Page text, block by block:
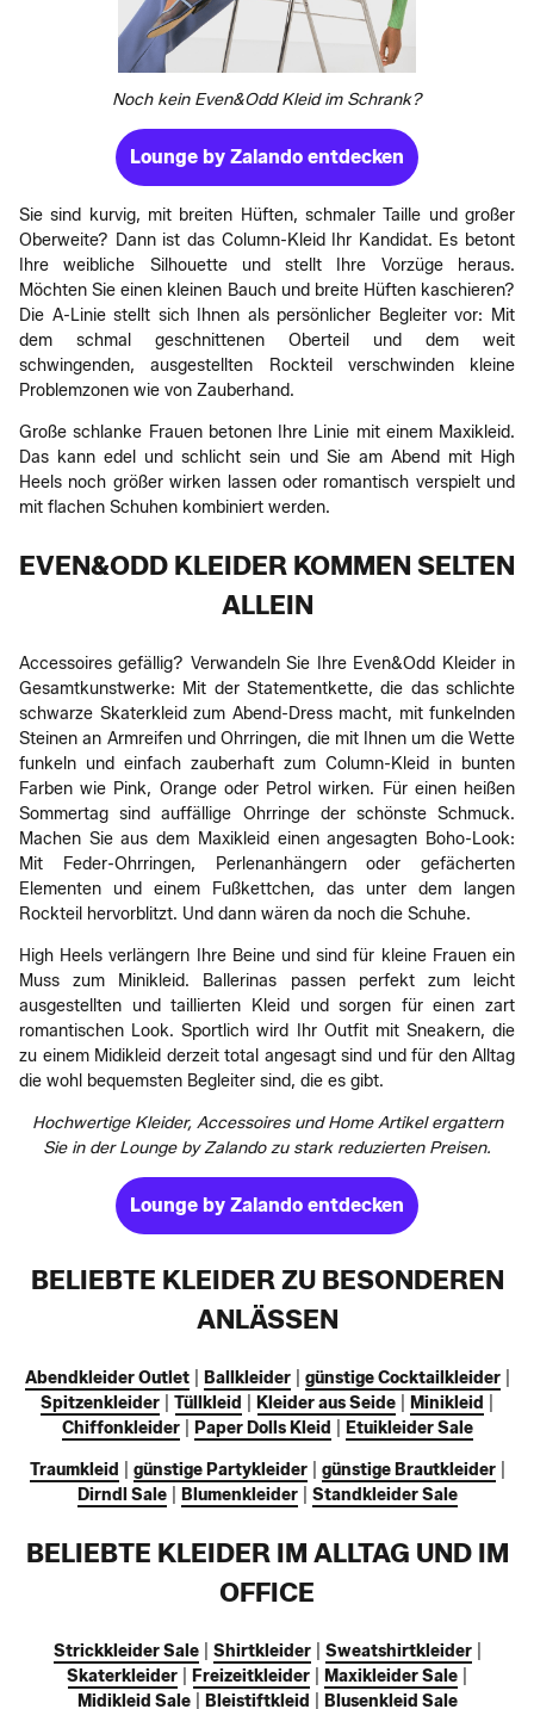
Noch kein Even&Odd Kleid im Schrank?
Lounge by Zalando entdecken
Sie sind kurvig, mit breiten Hüften, schmaler Taille und großer
Oberweite? Dann ist das Column-Kleid Ihr Kandidat. Es betont
Ihre weibliche Silhouette und stellt Ihre Vorzüge heraus.
Möchten Sie einen kleinen Bauch und breite Hüften kaschieren?
Die A-Linie stellt sich Ihnen als persönlicher Begleiter vor: Mit
dem schmal geschnittenen Oberteil und dem weit
schwingenden, ausgestellten Rockteil verschwinden kleine
Problemzonen wie von Zauberhand.
Große schlanke Frauen betonen Ihre Linie mit einem Maxikleid.
Das kann edel und schlicht sein und Sie am Abend mit High
Heels noch größer wirken lassen oder romantisch verspielt und
mit flachen Schuhen kombiniert werden.
EVEN&ODD KLEIDER KOMMEN SELTEN
ALLEIN
Accessoires gefällig? Verwandeln Sie Ihre Even&Odd Kleider in
Gesamtkunstwerke: Mit der Statementkette, die das schlichte
schwarze Skaterkleid zum Abend-Dress macht, mit funkelnden
Steinen an Armreifen und Ohrringen, die mit Ihnen um die Wette
funkeln und einfach zauberhaft zum Column-Kleid in bunten
Farben wie Pink, Orange oder Petrol wirken. Für einen heißen
Sommertag sind auffällige Ohrringe der schönste Schmuck.
Machen Sie aus dem Maxikleid einen angesagten Boho-Look:
Mit Feder-Ohrringen, Perlenanhängern oder gefächerten
Elementen und einem Fußkettchen, das unter dem langen
Rockteil hervorblitzt. Und dann wären da noch die Schuhe.
High Heels verlängern Ihre Beine und sind für kleine Frauen ein
Muss zum Minikleid. Ballerinas passen perfekt zum leicht
ausgestellten und taillierten Kleid und sorgen für einen zart
romantischen Look. Sportlich wird Ihr Outfit mit Sneakern, die
zu einem Midikleid derzeit total angesagt sind und für den Alltag
die wohl bequemsten Begleiter sind, die es gibt.
Hochwertige Kleider, Accessoires und Home Artikel ergattern
Sie in der Lounge by Zalando zu stark reduzierten Preisen.
Lounge by Zalando entdecken
BELIEBTE KLEIDER ZU BESONDEREN
ANLÄSSEN
Abendkleider Outlet| Ballkleider| günstige Cocktailkleider|
Spitzenkleider
Tüllkleid Kleider aus Seide Minikleid
Chiffonkleider| Paper Dolls Kleid Etuikleider Sale
Traumkleid günstige Partykleider| günstige Brautkleider|
Dirndl Sale| Blumenkleider| Standkleider Sale
BELIEBTE KLEIDER IM ALLTAG UND IM
OFFICE
Strickkleider Sale| Shirtkleider| Sweatshirtkleider|
Skaterkleider
Freizeitkleider Maxikleider Sale
Midikleid Sale| Bleistiftkleid Blusenkleid Sale